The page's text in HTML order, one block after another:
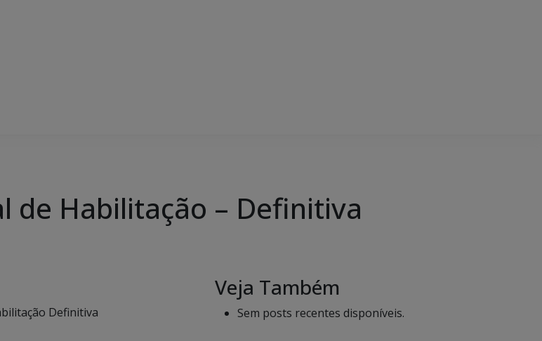
de Habilitação – Definitiva
Definitiva
Veja Também
Sem posts recentes disponíveis.